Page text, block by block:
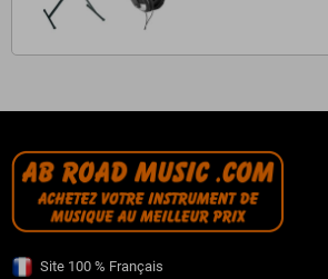
Site 100 % Français